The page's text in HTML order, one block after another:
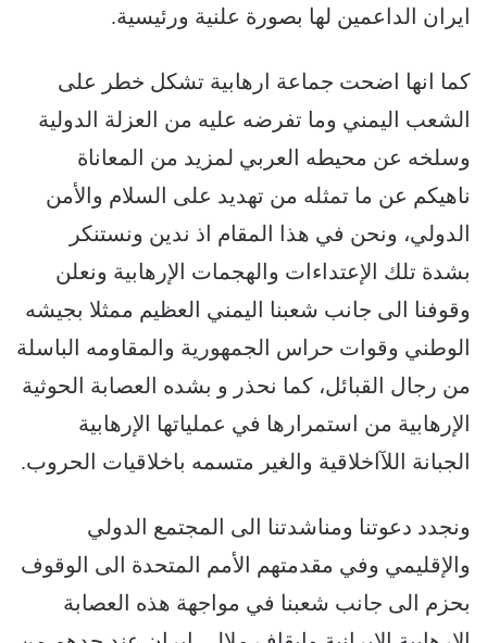
ايران الداعمين لها بصورة علنية ورئيسية.
كما انها اضحت جماعة ارهابية تشكل خطر على
الشعب اليمني وما تفرضه عليه من العزلة الدولية
وسلخه عن محيطه العربي لمزيد من المعاناة
ناهيكم عن ما تمثله من تهديد على السلام والأمن
الدولي، ونحن في هذا المقام اذ ندين ونستنكر
بشدة تلك الإعتداءات والهجمات الإرهابية ونعلن
وقوفنا الى جانب شعبنا اليمني العظيم ممثلا بجيشه
الوطني وقوات حراس الجمهورية والمقاومه الباسلة
من رجال القبائل، كما نحذر و بشده العصابة الحوثية
الإرهابية من استمرارها في عملياتها الإرهابية
الجبانة اللآاخلاقية والغير متسمه باخلاقيات الحروب.
ونجدد دعوتنا ومناشدتنا الى المجتمع الدولي
والإقليمي وفي مقدمتهم الأمم المتحدة الى الوقوف
بحزم الى جانب شعبنا في مواجهة هذه العصابة